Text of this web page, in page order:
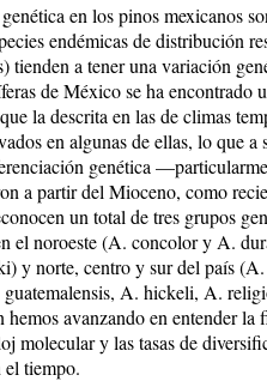
en los pinos mexicanos
endémicas de distribución
tienden a tener una variación
de México se ha encontrado
la descrita en las de climas
en algunas de ellas, lo que a
genética
a partir del Mioceno, como
un total de tres grupos
el noroeste (A. concolor y A.
y norte, centro y sur del país (A.
A. hickeli, A.
avanzando en entender la
molecular y las tasas de
el tiempo.